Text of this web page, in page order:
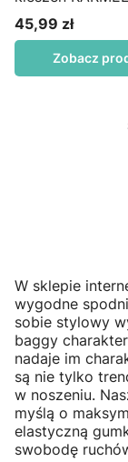
Cena
45,99 zł
Zobacz
W sklepie
wygodne
sobie stylowy
baggy
nadaje im
są nie tylko
w noszeniu.
myślą o
elastyczną
swobodę